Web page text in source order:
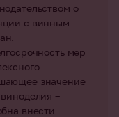
о
с винным
мер
значение
–
внести